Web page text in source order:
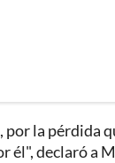
la pérdida
él", declaró a